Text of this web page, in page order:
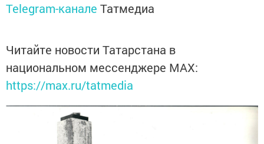
Telegram-канале Татмедиа
Читайте новости Татарстана в
национальном мессенджере MАХ:
https://max.ru/tatmedia